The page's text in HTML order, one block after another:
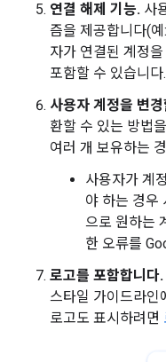
연결 해제 기능. 사
즘을 제공합니다(
자가 연결된 계정
포함할 수 있습니다.
사용자 계정을 변
환할 수 있는 방법
여러 개 보유하는
사용자가 계
야 하는 경우
으로 원하는
한 오류를
로고를 포함합니다.
스타일 가이드라인
로고도 표시하려면